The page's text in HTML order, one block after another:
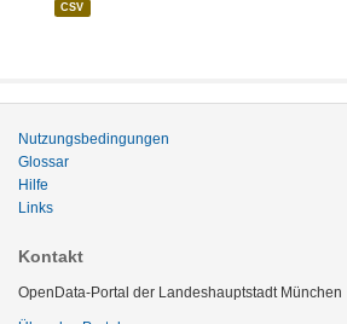
CSV
Nutzungsbedingungen
Glossar
Hilfe
Links
Kontakt
OpenData-Portal der Landeshauptstadt München